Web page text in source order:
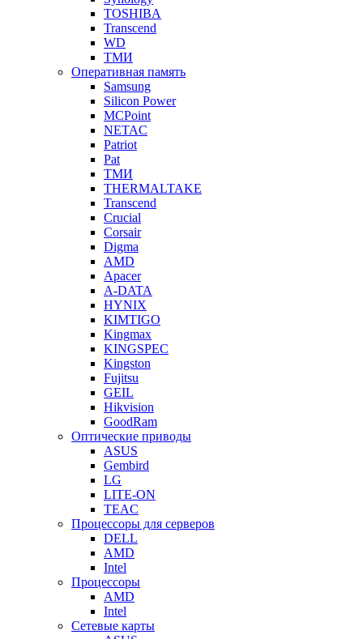
TOSHIBA
Transcend
WD
ТМИ
Оперативная память
Samsung
Silicon Power
MCPoint
NETAC
Patriot
Pat
ТМИ
THERMALTAKE
Transcend
Crucial
Corsair
Digma
AMD
Apacer
A-DATA
HYNIX
KIMTIGO
Kingmax
KINGSPEC
Kingston
Fujitsu
GEIL
Hikvision
GoodRam
Оптические приводы
ASUS
Gembird
LG
LITE-ON
TEAC
Процессоры для серверов
DELL
AMD
Intel
Процессоры
AMD
Intel
Сетевые карты